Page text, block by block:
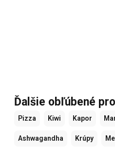
Ďalšie obľúbené
Pizza Kiwi Kapor
Ashwagandha Krúpy